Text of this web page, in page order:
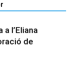
a l’Eliana
de